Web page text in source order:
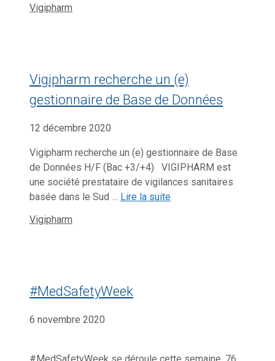
Catégories
Vigipharm
Vigipharm recherche un (e)
gestionnaire de Base de Données
12 décembre 2020
Vigipharm recherche un (e) gestionnaire de Base
de Données H/F (Bac +3/+4) VIGIPHARM est
une société prestataire de vigilances sanitaires
basée dans le Sud … Lire la suite
Catégories
Vigipharm
#MedSafetyWeek
6 novembre 2020